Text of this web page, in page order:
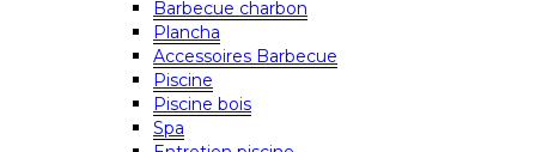
Barbecue charbon
Plancha
Accessoires Barbecue
Piscine
Piscine bois
Spa